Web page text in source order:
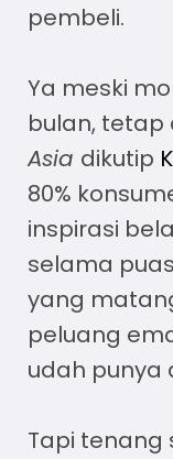
pembeli.
Ya meski
bulan, tetap
Asia dikutip
80%
inspirasi
selama
yang
peluang
udah punya
Tapi tenang